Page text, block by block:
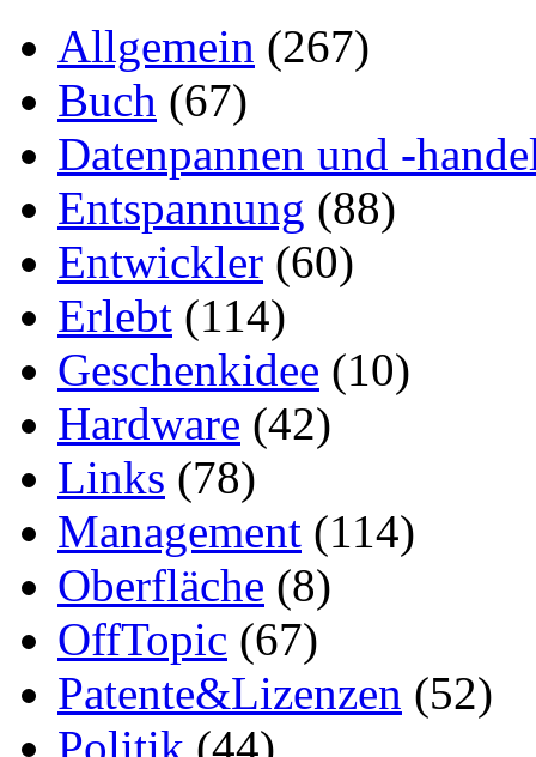
Allgemein (267)
Buch (67)
Datenpannen und -
Entspannung (88)
Entwickler (60)
Erlebt (114)
Geschenkidee (10)
Hardware (42)
Links (78)
Management (114)
Oberfläche (8)
OffTopic (67)
Patente&Lizenzen (52)
Politik (44)